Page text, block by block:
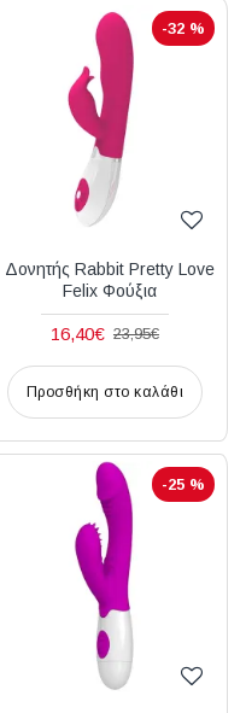
-32 %
Δονητής Rabbit Pretty Love
Felix Φούξια
16,40€ 23,95€
Προσθήκη στο καλάθι
-25 %